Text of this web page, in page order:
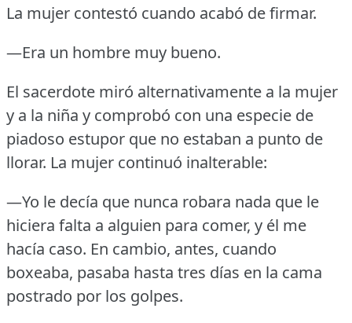
La mujer contestó cuando acabó de firmar.
—Era un hombre muy bueno.
El sacerdote miró alternativamente a la mujer
y a la niña y comprobó con una especie de
piadoso estupor que no estaban a punto de
llorar. La mujer continuó inalterable:
—Yo le decía que nunca robara nada que le
hiciera falta a alguien para comer, y él me
hacía caso. En cambio, antes, cuando
boxeaba, pasaba hasta tres días en la cama
postrado por los golpes.